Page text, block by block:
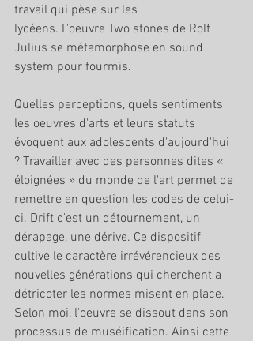
travail qui pèse sur les
lycéens. L'oeuvre Two stones de Rolf
Julius se métamorphose en sound
system pour fourmis.
Quelles perceptions, quels sentiments
les oeuvres d'arts et leurs statuts
évoquent aux adolescents d'aujourd'hui
? Travailler avec des personnes dites «
éloignées » du monde de l'art permet de
remettre en question les codes de celui-
ci. Drift c'est un détournement, un
dérapage, une dérive. Ce dispositif
cultive le caractère irrévérencieux des
nouvelles générations qui cherchent a
détricoter les normes misent en place.
Selon moi, l'oeuvre se dissout dans son
processus de muséification. Ainsi cette